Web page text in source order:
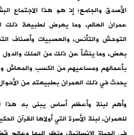
الأصدق والجامع؛ إذ هو هذا الاجتماع
عمران العالم، وما يعرض لطبيعة ذلك
التوحش والتأنس، والعصبيات وأصناف
بعض، وما ينشأ عن ذلك من الملك والدول
بأعمالهم ومساعيهم من الكسب والمعاش
يحدث في ذلك العمران بطبيعته من
وأهم لبنة وأعظم أساس يبنى به هذا
للعمران، لبنة الأسرة التي أولاها القرآن